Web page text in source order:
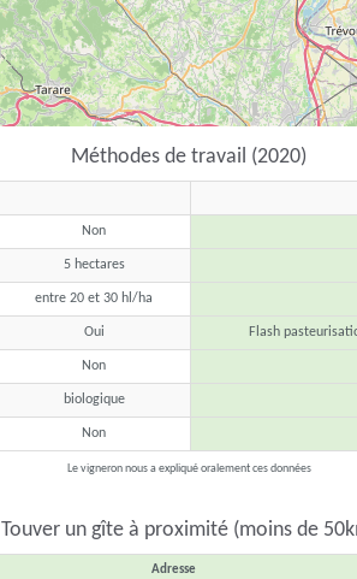
Méthodes de travail (2020)
Non
5 hectares
entre 20 et 30 hl/ha
Oui Flash
Non
biologique
Non
Le vigneron nous a expliqué oralement ces données
Touver un gîte à proximité (moins de
Adresse